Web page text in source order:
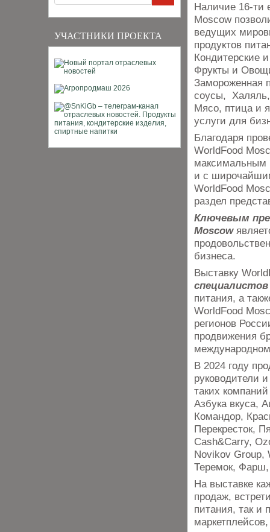
УЧАСТНИКИ ПРОЕКТА
Наличие 16-ти
Moscow
ведущих
продуктов
Кондитерские
Фрукты и
Замороженная
соусы,
Мясо, птица и
услуги для
Благодаря
WorldFood
максимальным
и с
WorldFood
раздел
Ключевым
Moscow
бизнеса.
Выставку
специалистов
питания, а
WorldFood
регионов
продвижения
В 2024 году
руководители
таких
Азбука вкуса,
Командор,
Перекресток,
Cash&Carry,
Novikov Group,
Теремок,
На выставке
продаж,
питания, так и